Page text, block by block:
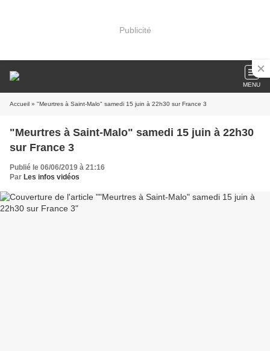
Publicité
MENU
Accueil » "Meurtres à Saint-Malo" samedi 15 juin à 22h30 sur France 3
"Meurtres à Saint-Malo" samedi 15 juin à 22h30
sur France 3
Publié le 06/06/2019 à 21:16
Par Les infos vidéos